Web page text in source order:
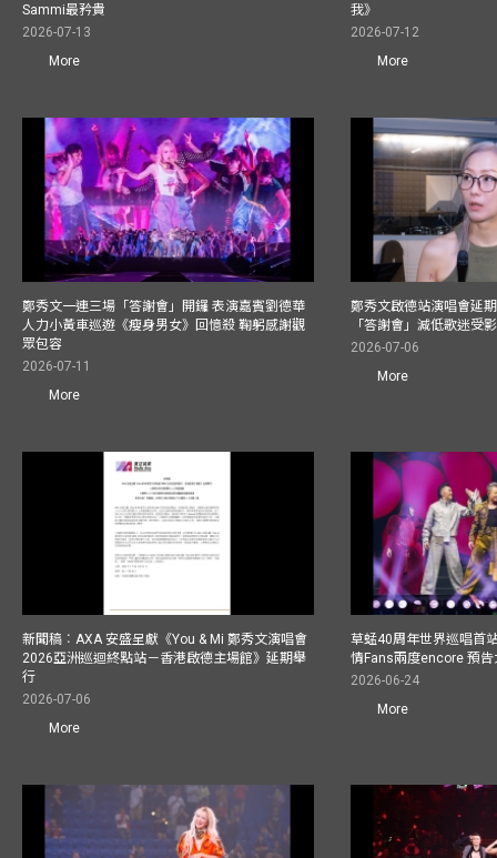
Sammi最矜貴
2026-07-13
More
我》
2026-07-12
More
鄭秀文一連三場「答謝會」開鑼 表演嘉賓劉德華
人力小黃車巡遊《瘦身男女》回憶殺 鞠躬感謝觀
眾包容
2026-07-11
More
鄭秀文啟德站演唱會延
「答謝會」減低歌迷受
2026-07-06
More
新聞稿︰AXA 安盛呈獻《You & Mi 鄭秀文演唱會
2026亞洲巡迴終點站－香港啟德主場館》延期舉
行
2026-07-06
More
草蜢40周年世界巡唱首
情Fans兩度encore 預
2026-06-24
More